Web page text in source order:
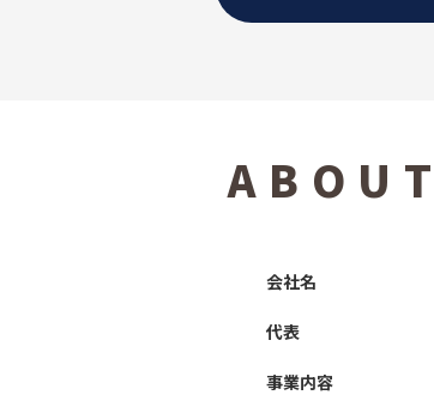
ABOUT
会社名
代表
事業内容